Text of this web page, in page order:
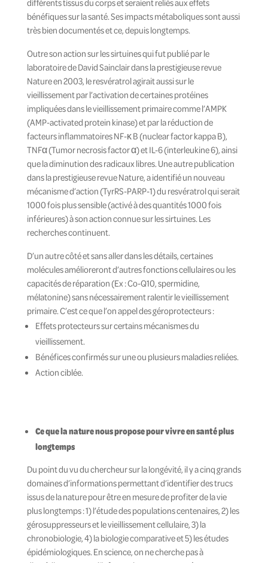
différents tissus du corps et seraient reliés aux effets
bénéfiques sur la santé. Ses impacts métaboliques sont aussi
très bien documentés et ce, depuis longtemps.
Outre son action sur les sirtuines qui fut publié par le
laboratoire de David Sainclair dans la prestigieuse revue
Nature en 2003, le resvératrol agirait aussi sur le
vieillissement par l’activation de certaines protéines
impliquées dans le vieillissement primaire comme l’AMPK
(AMP-activated protein kinase) et par la réduction de
facteurs inflammatoires NF-κ B (nuclear factor kappa B),
TNFα (Tumor necrosis factor α) et IL-6 (interleukine 6), ainsi
que la diminution des radicaux libres. Une autre publication
dans la prestigieuse revue Nature, a identifié un nouveau
mécanisme d’action (TyrRS-PARP-1) du resvératrol qui serait
1000 fois plus sensible (activé à des quantités 1000 fois
inférieures) à son action connue sur les sirtuines. Les
recherches continuent.
D’un autre côté et sans aller dans les détails, certaines
molécules amélioreront d’autres fonctions cellulaires ou les
capacités de réparation (Ex : Co-Q10, spermidine,
mélatonine) sans nécessairement ralentir le vieillissement
primaire. C’est ce que l’on appel desgéroprotecteurs:
Effets protecteurs sur certains mécanismes du
vieillissement.
Bénéfices confirmés sur une ou plusieurs maladies reliées.
Action ciblée.
Ce que la nature nous propose pour vivre en santé plus
longtemps
Du point du vu du chercheur sur la longévité, il y a cinqgrands
domaines d’informations permettant d’identifier des trucs
issus de la nature pour être en mesure de profiter de la vie
plus longtemps : 1) l’étude des populations centenaires, 2) les
gérosuppresseurs et le vieillissement cellulaire, 3) la
chronobiologie, 4) la biologie comparative et 5) les études
épidémiologiques. En science, on ne cherche pas à